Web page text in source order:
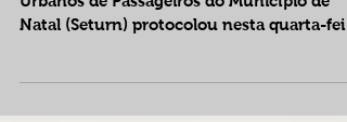
Natal (Seturn) protocolou nesta quarta-